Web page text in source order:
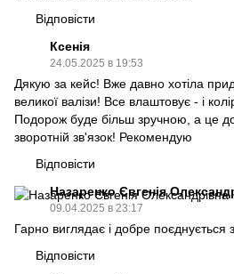
Відповісти
Ксенія
24.05.2025 в 19:53
Дякую за кейс! Вже давно хотіла
великої валізи! Все влаштовує - і
Подорож буде більш зручною, а це
зворотній зв'язок! Рекомендую
Відповісти
Назаренко Євгенія
09.04.2025 в 23:17
Гарно виглядає і добре поєднується з
Відповісти